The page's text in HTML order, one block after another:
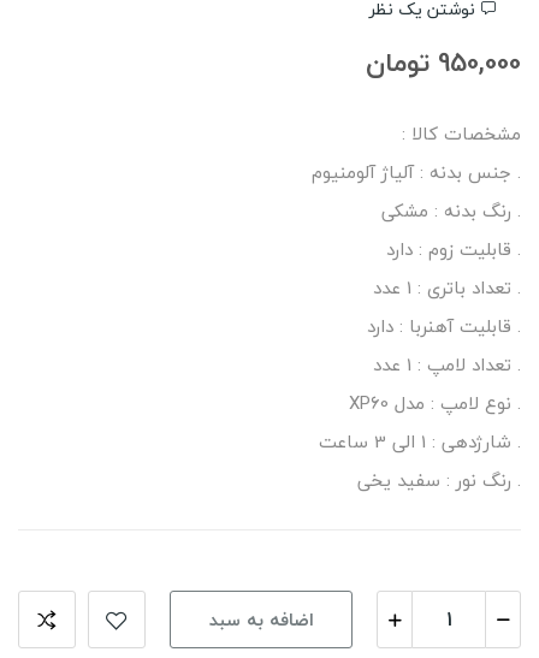
نوشتن یک نظر
950,000 تومان
مشخصات کالا :
. جنس بدنه : آلیاژ آلومنیوم
. رنگ بدنه : مشکی
. قابلیت زوم : دارد
. تعداد باتری : 1 عدد
. قابلیت آهنربا : دارد
. تعداد لامپ : 1 عدد
. نوع لامپ : مدل XP60
. شارژدهی : 1 الی 3 ساعت
. رنگ نور : سفید یخی
اضافه به سبد